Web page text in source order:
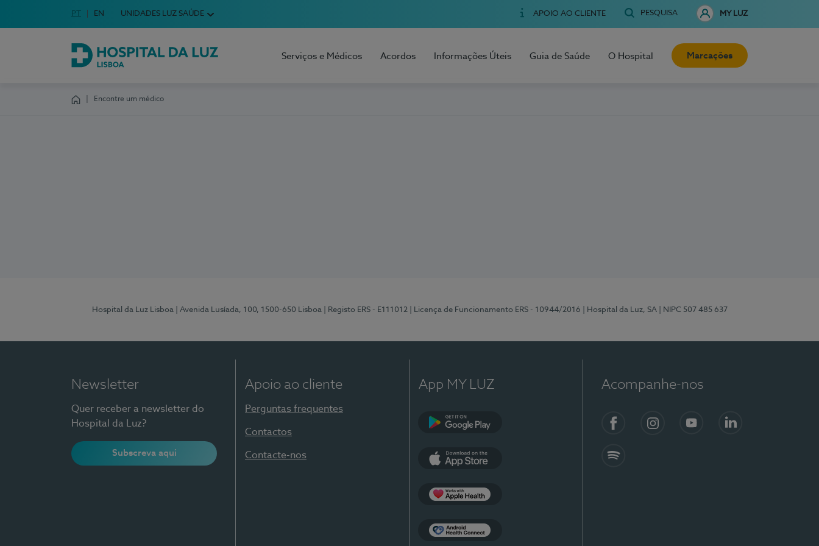
Escolha o seu idioma
Idioma em Português
PT English Language
EN UNIDADES LUZ SAÚDE APOIO AO CLIENTE PESQUISA MY LUZ
Hospital da Luz Lisboa
Serviços e Médicos Acordos Informações Úteis Guia de Saúde O Hospital Marcações
Encontre um médico
Hospital da Luz Lisboa | Avenida Lusíada, 100, 1500-650 Lisboa | Registo ERS - E111012 | Licença de Funcionamento ERS - 10944/2016 | Hospital da Luz, SA | NIPC 507 485 637
Newsletter
Quer receber a newsletter do
Hospital da Luz?
Subscreva aqui
Apoio ao cliente
Perguntas frequentes
Contactos
Contacte-nos
App MY LUZ Acompanhe-nos